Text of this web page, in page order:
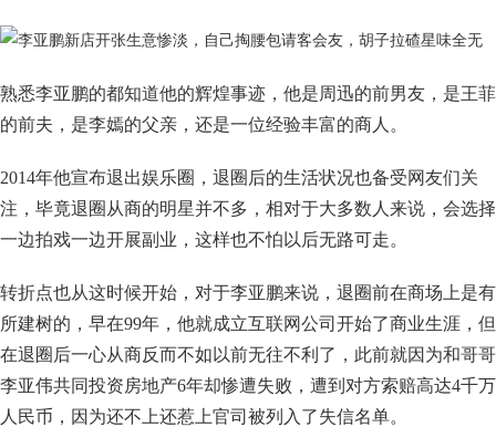
熟悉李亚鹏的都知道他的辉煌事迹，他是周迅的前男友，是王菲
的前夫，是李嫣的父亲，还是一位经验丰富的商人。
2014年他宣布退出娱乐圈，退圈后的生活状况也备受网友们关
注，毕竟退圈从商的明星并不多，相对于大多数人来说，会选择
一边拍戏一边开展副业，这样也不怕以后无路可走。
转折点也从这时候开始，对于李亚鹏来说，退圈前在商场上是有
所建树的，早在99年，他就成立互联网公司开始了商业生涯，但
在退圈后一心从商反而不如以前无往不利了，此前就因为和哥哥
李亚伟共同投资房地产6年却惨遭失败，遭到对方索赔高达4千万
人民币，因为还不上还惹上官司被列入了失信名单。